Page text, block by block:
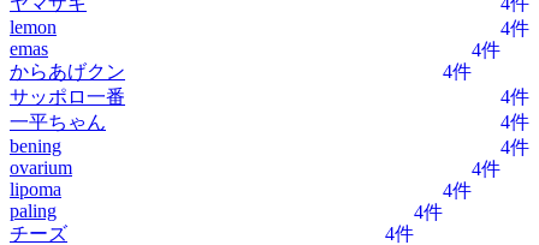
lemon
4件
emas
4件
からあげクン
4件
サッポロ一番
4件
一平ちゃん
4件
bening
4件
ovarium
4件
lipoma
4件
paling
4件
チーズ
4件